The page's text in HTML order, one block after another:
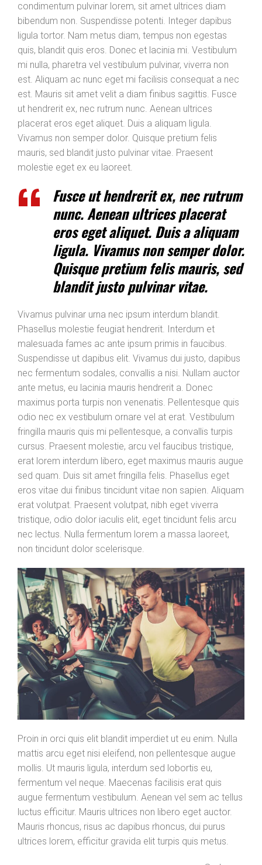
condimentum pulvinar lorem, sit amet ultrices diam
bibendum non. Suspendisse potenti. Integer dapibus
ligula tortor. Nam metus diam, tempus non egestas
quis, blandit quis eros. Donec et lacinia mi. Vestibulum
mi nulla, pharetra vel vestibulum pulvinar, viverra non
est. Aliquam ac nunc eget mi facilisis consequat a nec
est. Mauris sit amet velit a diam finibus sagittis. Fusce
ut hendrerit ex, nec rutrum nunc. Aenean ultrices
placerat eros eget aliquet. Duis a aliquam ligula.
Vivamus non semper dolor. Quisque pretium felis
mauris, sed blandit justo pulvinar vitae. Praesent
molestie eget ex eu laoreet.
Fusce ut hendrerit ex, nec rutrum
nunc. Aenean ultrices placerat
eros eget aliquet. Duis a aliquam
ligula. Vivamus non semper dolor.
Quisque pretium felis mauris, sed
blandit justo pulvinar vitae.
Vivamus pulvinar urna nec ipsum interdum blandit.
Phasellus molestie feugiat hendrerit. Interdum et
malesuada fames ac ante ipsum primis in faucibus.
Suspendisse ut dapibus elit. Vivamus dui justo, dapibus
nec fermentum sodales, convallis a nisi. Nullam auctor
ante metus, eu lacinia mauris hendrerit a. Donec
maximus porta turpis non venenatis. Pellentesque quis
odio nec ex vestibulum ornare vel at erat. Vestibulum
fringilla mauris quis mi pellentesque, a convallis turpis
cursus. Praesent molestie, arcu vel faucibus tristique,
erat lorem interdum libero, eget maximus mauris augue
sed quam. Duis sit amet fringilla felis. Phasellus eget
eros vitae dui finibus tincidunt vitae non sapien. Aliquam
erat volutpat. Praesent volutpat, nibh eget viverra
tristique, odio dolor iaculis elit, eget tincidunt felis arcu
nec lectus. Nulla fermentum lorem a massa laoreet,
non tincidunt dolor scelerisque.
Proin in orci quis elit blandit imperdiet ut eu enim. Nulla
mattis arcu eget nisi eleifend, non pellentesque augue
mollis. Ut mauris ligula, interdum sed lobortis eu,
fermentum vel neque. Maecenas facilisis erat quis
augue fermentum vestibulum. Aenean vel sem ac tellus
luctus efficitur. Mauris ultrices non libero eget auctor.
Mauris rhoncus, risus ac dapibus rhoncus, dui purus
ultrices lorem, efficitur gravida elit turpis quis metus.